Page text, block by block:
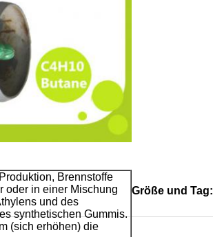
Brennstoffe
oder in einer Mischung
und des
synthetischen Gummis.
(sich erhöhen) die
Größe und Tag: